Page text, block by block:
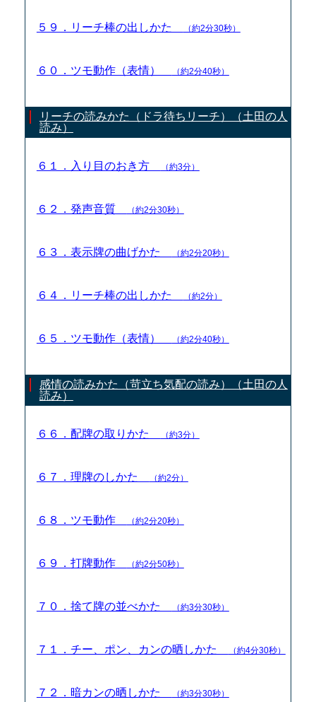
５９．リーチ棒の出しかた （約2分30秒）
６０．ツモ動作（表情） （約2分40秒）
リーチの読みかた（ドラ待ちリーチ）（土田の人
読み）
６１．入り目のおき方 （約3分）
６２．発声音質 （約2分30秒）
６３．表示牌の曲げかた （約2分20秒）
６４．リーチ棒の出しかた （約2分）
６５．ツモ動作（表情） （約2分40秒）
感情の読みかた（苛立ち気配の読み）（土田の人
読み）
６６．配牌の取りかた （約3分）
６７．理牌のしかた （約2分）
６８．ツモ動作 （約2分20秒）
６９．打牌動作 （約2分50秒）
７０．捨て牌の並べかた （約3分30秒）
７１．チー、ポン、カンの晒しかた （約4分30秒）
７２．暗カンの晒しかた （約3分30秒）